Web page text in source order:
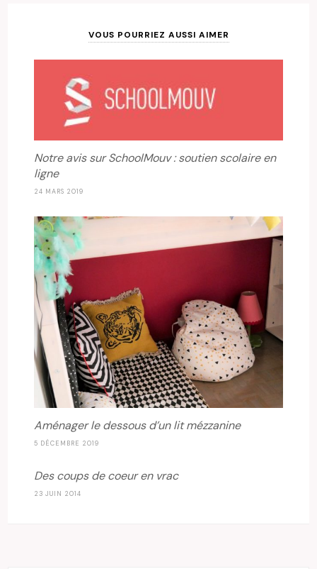
VOUS POURRIEZ AUSSI AIMER
Notre avis sur SchoolMouv : soutien scolaire en
ligne
24 MARS 2019
Aménager le dessous d’un lit mézzanine
5 DÉCEMBRE 2019
Des coups de coeur en vrac
23 JUIN 2014